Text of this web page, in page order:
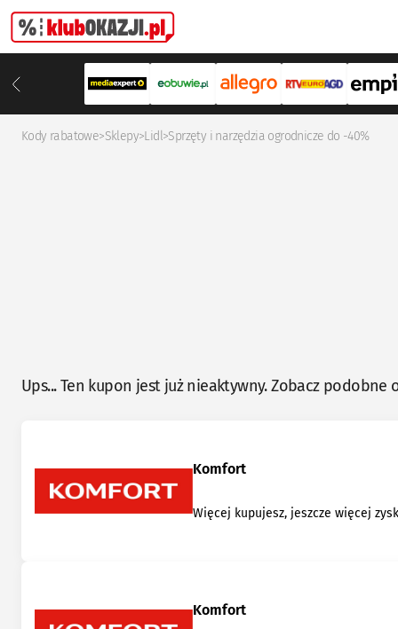
Kody rabatowe>Sklepy>Lidl>Sprzęty i narzędzia ogrodnicze do -40%
Ups... Ten kupon jest już nieaktywny. Zobacz podobne
Komfort
Więcej kupujesz, jeszcze więcej
Komfort